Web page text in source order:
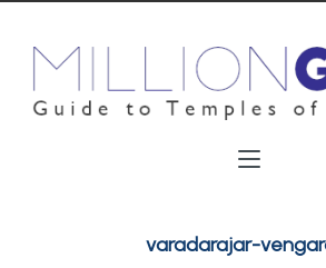
varadarajar-